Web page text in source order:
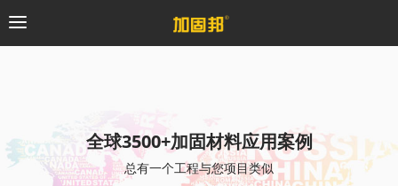
粘钢加固系统
全球3500+加固材料应用案例
总有一个工程与您项目类似